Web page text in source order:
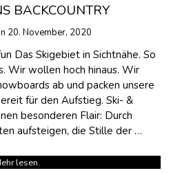
BACKCOUNTRY
20. November, 2020
Das Skigebiet in Sichtnähe. So
Wir wollen hoch hinaus. Wir
ab und packen unsere
für den Aufstieg. Ski- &
besonderen Flair: Durch
aufsteigen, die Stille der …
lesen.